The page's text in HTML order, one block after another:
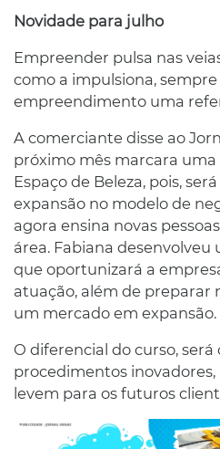
Novidade para julho
Empreender pulsa nas
como a impulsiona, sempre
empreendimento uma
A comerciante disse ao
próximo mês marcara
Espaço de Beleza, pois,
expansão no modelo de
agora ensina novas
área. Fabiana desenvolveu
que oportunizará a
atuação, além de preparar
um mercado em expansão.
O diferencial do curso, será
procedimentos
levem para os futuros